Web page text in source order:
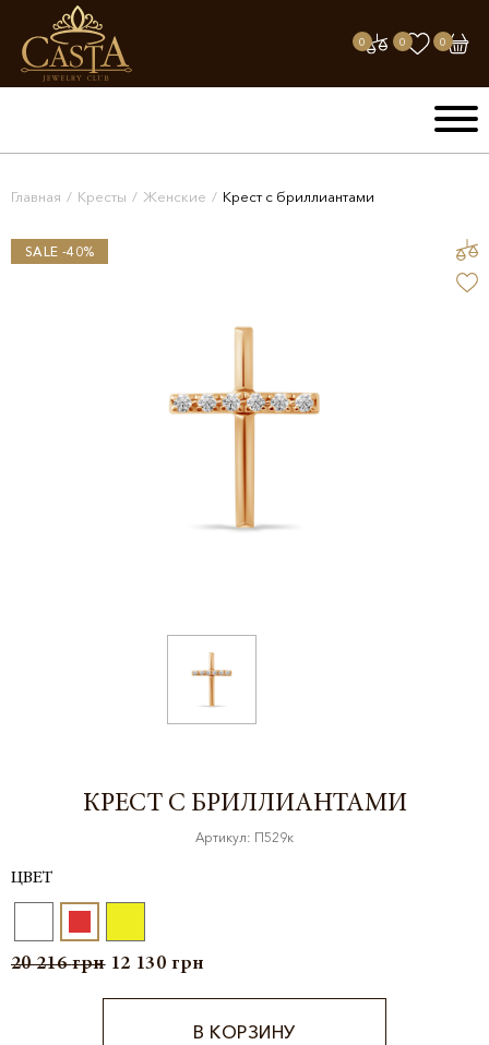
0 0 0
Главная / Кресты / Женские / Крест с бриллиантами
SALE -40%
КРЕСТ С БРИЛЛИАНТАМИ
Артикул: П529к
ЦВЕТ
20 216грн 12 130 грн
В КОРЗИНУ